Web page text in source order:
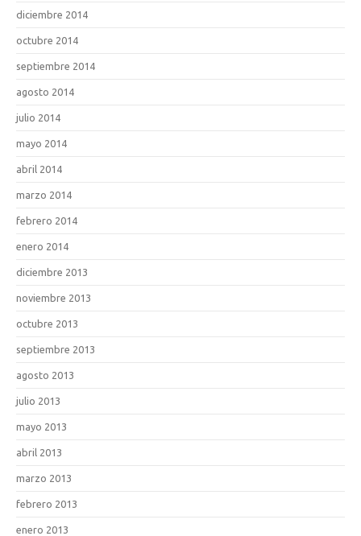
diciembre 2014
octubre 2014
septiembre 2014
agosto 2014
julio 2014
mayo 2014
abril 2014
marzo 2014
febrero 2014
enero 2014
diciembre 2013
noviembre 2013
octubre 2013
septiembre 2013
agosto 2013
julio 2013
mayo 2013
abril 2013
marzo 2013
febrero 2013
enero 2013